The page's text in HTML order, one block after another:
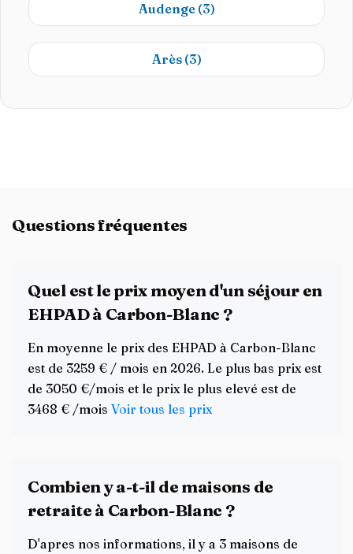
Audenge (3)
Arès (3)
Questions fréquentes
Quel est le prix moyen d'un séjour en
EHPAD à Carbon-Blanc ?
En moyenne le prix des EHPAD à Carbon-Blanc
est de 3259 € / mois en 2026. Le plus bas prix est
de 3050 €/mois et le prix le plus elevé est de
3468 € /mois Voir tous les prix
Combien y a-t-il de maisons de
retraite à Carbon-Blanc ?
D'apres nos informations, il y a 3 maisons de